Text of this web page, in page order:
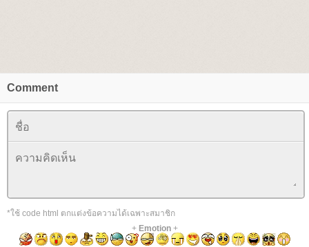
Comment
*ใช้ code html ตกแต่งข้อความได้เฉพาะสมาชิก
+ Emotion+